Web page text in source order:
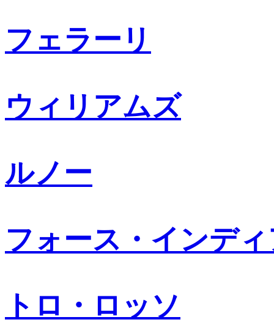
フェラーリ
ウィリアムズ
ルノー
フォース・インデ
トロ・ロッソ